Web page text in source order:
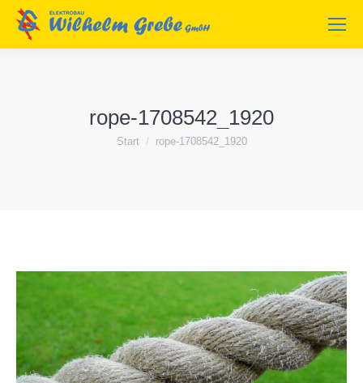
rope-1708542_1920
Sie befinden sich hier:
Start rope-1708542_1920